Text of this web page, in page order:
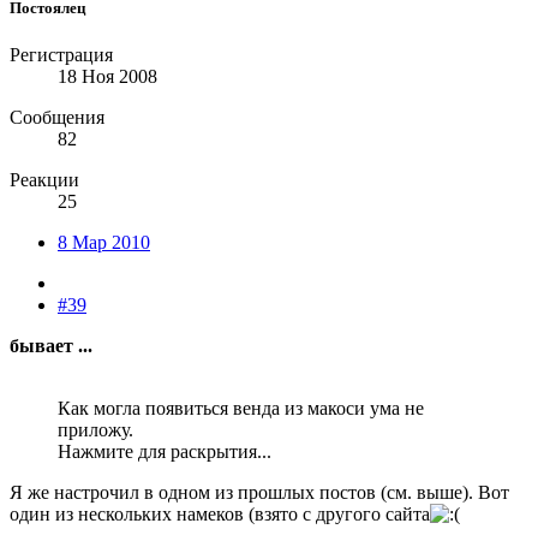
Постоялец
Регистрация
18 Ноя 2008
Сообщения
82
Реакции
25
8 Мар 2010
#39
бывает ...
Как могла появиться венда из макоси ума не
приложу.
Нажмите для раскрытия...
Я же настрочил в одном из прошлых постов (см. выше). Вот
один из нескольких намеков (взято с другого сайта